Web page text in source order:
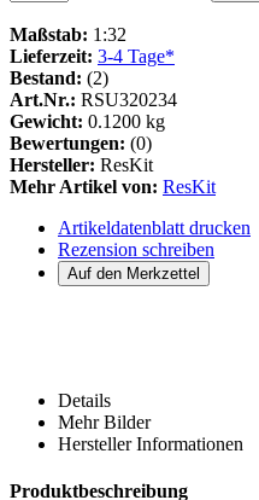
Maßstab: 1:32
Lieferzeit: 3-4 Tage*
Bestand: (2)
Art.Nr.: RSU320234
Gewicht: 0.1200 kg
Bewertungen: (0)
Hersteller: ResKit
Mehr Artikel von: ResKit
Artikeldatenblatt drucken
Rezension schreiben
Details
Mehr Bilder
Hersteller Informationen
Produktbeschreibung